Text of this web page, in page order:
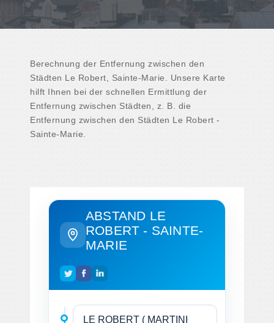
Berechnung der Entfernung zwischen den
Städten Le Robert, Sainte-Marie. Unsere Karte
hilft Ihnen bei der schnellen Ermittlung der
Entfernung zwischen Städten, z. B. die
Entfernung zwischen den Städten Le Robert -
Sainte-Marie.
ABSTAND LE
ROBERT - SAINTE-
MARIE